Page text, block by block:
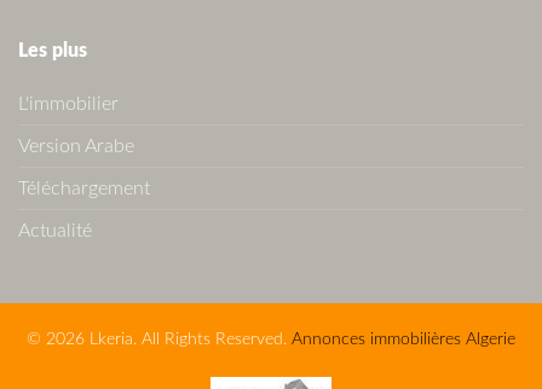
Les plus
L'immobilier
Version Arabe
Téléchargement
Actualité
© 2026 Lkeria. All Rights Reserved. Annonces immobilières Algerie